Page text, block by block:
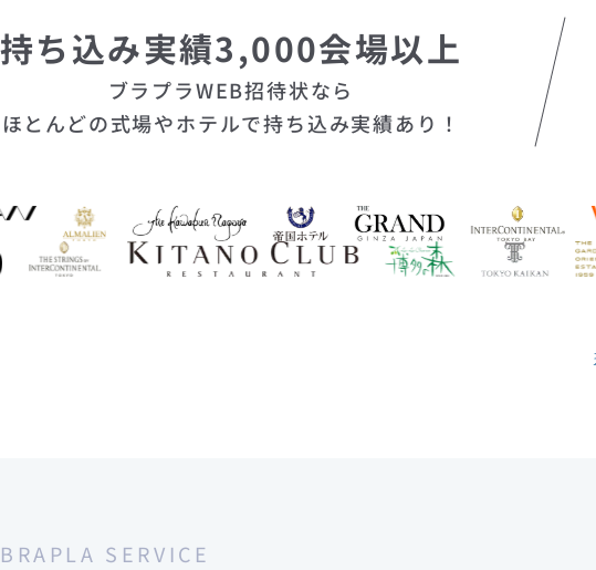
持ち込み実績3,000会場以上
ブラプラWEB招待状なら
ほとんどの式場やホテルで持ち込み実績あり！
BRAPLA SERVICE